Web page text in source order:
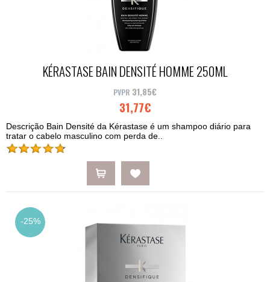
KÉRASTASE BAIN DENSITÉ HOMME 250ML
31,85€
31,77€
Descrição Bain Densité da Kérastase é um shampoo diário para
tratar o cabelo masculino com perda de..
-25%